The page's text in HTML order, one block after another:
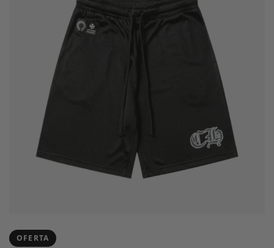
OFERTA